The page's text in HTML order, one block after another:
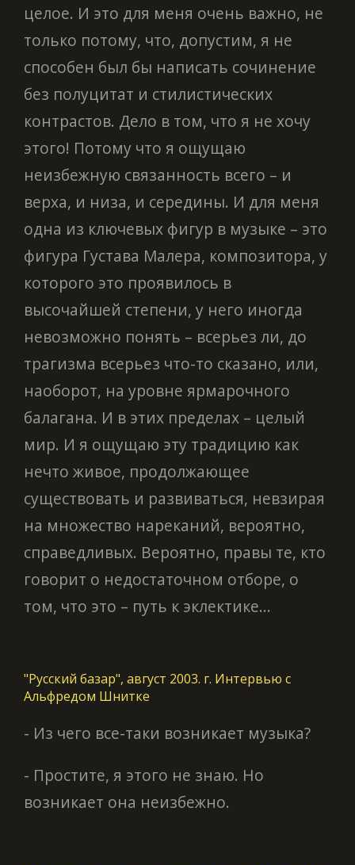
целое. И это для меня очень важно, не
только потому, что, допустим, я не
способен был бы написать сочинение
без полуцитат и стилистических
контрастов. Дело в том, что я не хочу
этого! Потому что я ощущаю
неизбежную связанность всего – и
верха, и низа, и середины. И для меня
одна из ключевых фигур в музыке – это
фигура Густава Малера, композитора, у
которого это проявилось в
высочайшей степени, у него иногда
невозможно понять – всерьез ли, до
трагизма всерьез что-то сказано, или,
наоборот, на уровне ярмарочного
балагана. И в этих пределах – целый
мир. И я ощущаю эту традицию как
нечто живое, продолжающее
существовать и развиваться, невзирая
на множество нареканий, вероятно,
справедливых. Вероятно, правы те, кто
говорит о недостаточном отборе, о
том, что это – путь к эклектике...
"Русский базар", август 2003. г. Интервью с
Альфредом Шнитке
- Из чего все-таки возникает музыка?
- Простите, я этого не знаю. Но
возникает она неизбежно.